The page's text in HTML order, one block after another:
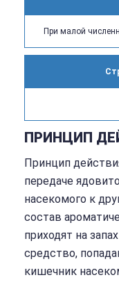
При малой
ПРИНЦИП
Принцип
передаче
насекомого к
состав
приходят на
средство,
кишечник